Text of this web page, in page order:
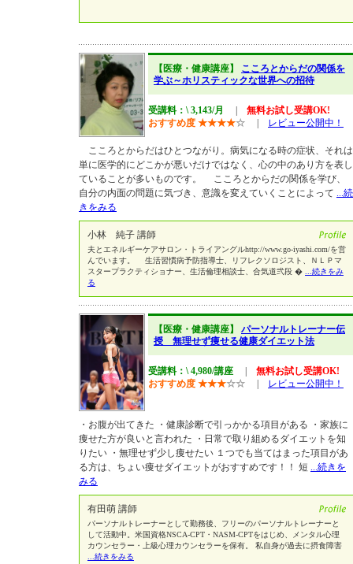
【医療・健康講座】 こころとからだの関係を
学ぶ～ホリスティックな世界への招待
受講料：\ 3,143/月
無料お試し受講OK!
おすすめ度 ★★★★☆ レビュー公開中！
こころとからだはひとつながり。病気になる時の症状、それは
単に医学的にどこかが悪いだけではなく、心の中のあり方を表し
ていることが多いものです。 こころとからだの関係を学び、
自分の内面の問題に気づき、意識を変えていくことによって ...続
きをみる
小林 純子 講師
夫とエネルギーケアサロン・トライアングルhttp://www.go-iyashi.com/を営
んでいます。 生活習慣病予防指導士、リフレクソロジスト、ＮＬＰマ
スタープラクティショナー、生活倫理相談士、合気道弐段 �
...続きをみ
る
【医療・健康講座】 パーソナルトレーナー伝
授 無理せず痩せる健康ダイエット法
受講料：\ 4,980/講座
無料お試し受講OK!
おすすめ度 ★★★☆☆ レビュー公開中！
・お腹が出てきた ・健康診断で引っかかる項目がある ・家族に
痩せた方が良いと言われた ・日常で取り組めるダイエットを知
りたい ・無理せず少し痩せたい １つでも当てはまった項目があ
る方は、ちょい痩せダイエットがおすすめです！！ 短 ...続きを
みる
有田萌 講師
パーソナルトレーナーとして勤務後、フリーのパーソナルトレーナーと
して活動中。米国資格NSCA-CPT・NASM-CPTをはじめ、メンタル心理
カウンセラー・上級心理カウンセラーを保有。 私自身が過去に摂食障害
...続きをみる